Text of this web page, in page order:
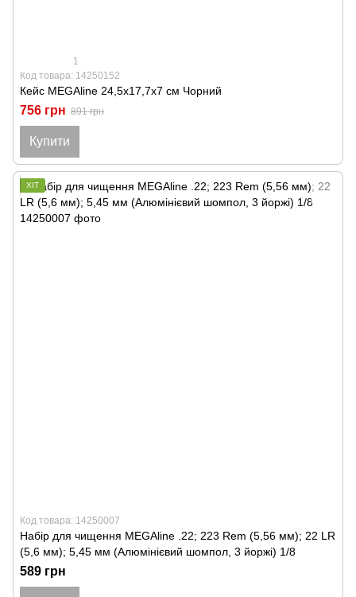
1
Код товара: 14250152
Кейс MEGAline 24,5х17,7х7 см Чорний
756 грн 891 грн
Купити
ХІТ
Код товара: 14250007
Набір для чищення MEGAline .22; 223 Rem (5,56 мм); 22 LR
(5,6 мм); 5,45 мм (Алюмінієвий шомпол, 3 йоржі) 1/8
589 грн